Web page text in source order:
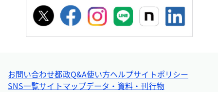
お問い合わせ都政Q&A使い方ヘルプサイトポリシー
SNS一覧サイトマップデータ・資料・刊行物